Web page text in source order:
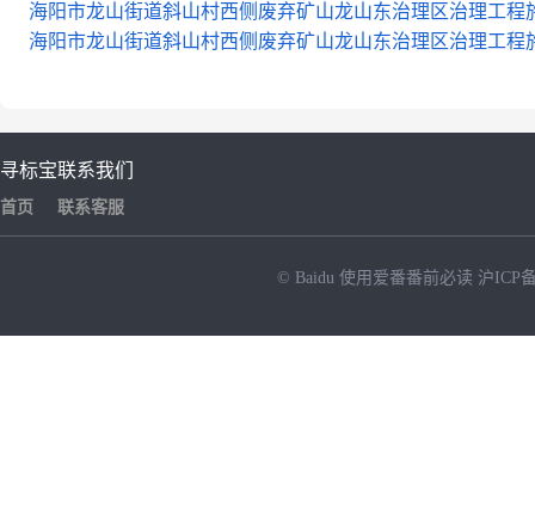
海阳市龙山街道斜山村西侧废弃矿山龙山东治理区治理工程
海阳市龙山街道斜山村西侧废弃矿山龙山东治理区治理工程
寻标宝
首页
联系我们
联系客服
© Baidu 使用爱番番前必读 沪ICP